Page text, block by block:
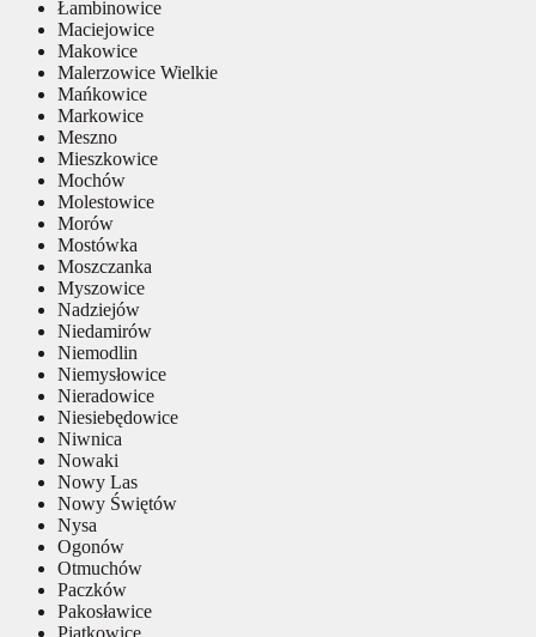
Łambinowice
Maciejowice
Makowice
Malerzowice Wielkie
Mańkowice
Markowice
Meszno
Mieszkowice
Mochów
Molestowice
Morów
Mostówka
Moszczanka
Myszowice
Nadziejów
Niedamirów
Niemodlin
Niemysłowice
Nieradowice
Niesiebędowice
Niwnica
Nowaki
Nowy Las
Nowy Świętów
Nysa
Ogonów
Otmuchów
Paczków
Pakosławice
Piątkowice